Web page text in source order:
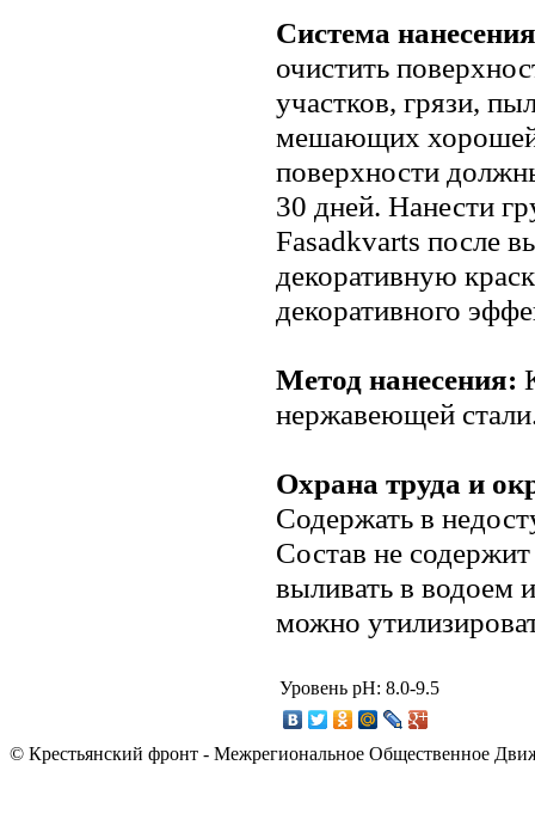
Система
очистить
участков, грязи,
мешающих хорошей
поверхности
30 дней. Нанести
Fasadkvarts после
декоративную
декоративного
Метод нанесения:
нержавеющей
Охрана труда и
Содержать в
Состав не
выливать в водоем
можно
Уровень pH: 8.0-9.5
© Крестьянский фронт - Межрегиональное Общественное